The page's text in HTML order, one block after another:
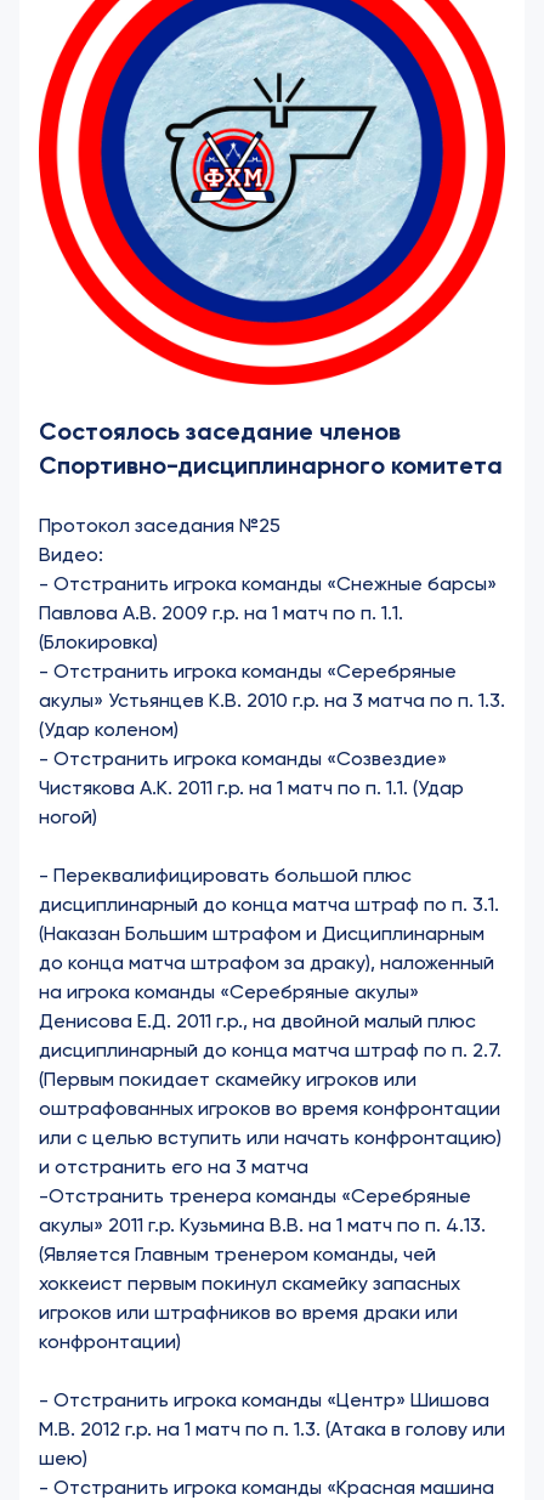
Состоялось заседание членов
Спортивно-дисциплинарного комитета
Протокол заседания №25
Видео:
- Отстранить игрока команды «Снежные барсы»
Павлова А.В. 2009 г.р. на 1 матч по п. 1.1.
(Блокировка)
- Отстранить игрока команды «Серебряные
акулы» Устьянцев К.В. 2010 г.р. на 3 матча по п. 1.3.
(Удар коленом)
- Отстранить игрока команды «Созвездие»
Чистякова А.К. 2011 г.р. на 1 матч по п. 1.1. (Удар
ногой)
- Переквалифицировать большой плюс
дисциплинарный до конца матча штраф по п. 3.1.
(Наказан Большим штрафом и Дисциплинарным
до конца матча штрафом за драку), наложенный
на игрока команды «Серебряные акулы»
Денисова Е.Д. 2011 г.р., на двойной малый плюс
дисциплинарный до конца матча штраф по п. 2.7.
(Первым покидает скамейку игроков или
оштрафованных игроков во время конфронтации
или с целью вступить или начать конфронтацию)
и отстранить его на 3 матча
-Отстранить тренера команды «Серебряные
акулы» 2011 г.р. Кузьмина В.В. на 1 матч по п. 4.13.
(Является Главным тренером команды, чей
хоккеист первым покинул скамейку запасных
игроков или штрафников во время драки или
конфронтации)
- Отстранить игрока команды «Центр» Шишова
М.В. 2012 г.р. на 1 матч по п. 1.3. (Атака в голову или
шею)
- Отстранить игрока команды «Красная машина